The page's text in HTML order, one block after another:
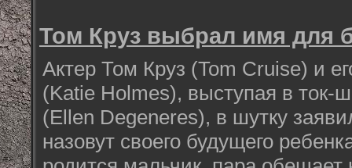
Том Круз выбрал имя для
Актер Том Круз (Tom Cruise) и
(Katie Holmes), выступая в
(Ellen Degeneres), в шутку
назовут своего будущего